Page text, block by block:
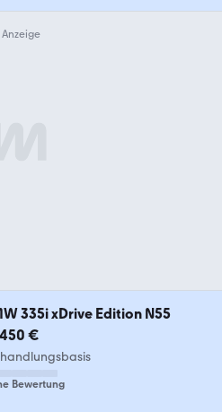
BMW 335i xDrive Edition N55
€
Bewertung